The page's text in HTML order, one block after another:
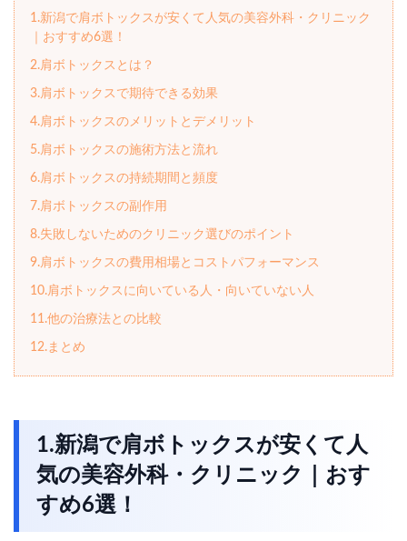
1.新潟で肩ボトックスが安くて人気の美容外科・クリニック
｜おすすめ6選！
2.肩ボトックスとは？
3.肩ボトックスで期待できる効果
4.肩ボトックスのメリットとデメリット
5.肩ボトックスの施術方法と流れ
6.肩ボトックスの持続期間と頻度
7.肩ボトックスの副作用
8.失敗しないためのクリニック選びのポイント
9.肩ボトックスの費用相場とコストパフォーマンス
10.肩ボトックスに向いている人・向いていない人
11.他の治療法との比較
12.まとめ
1.新潟で肩ボトックスが安くて人
気の美容外科・クリニック｜おす
すめ6選！